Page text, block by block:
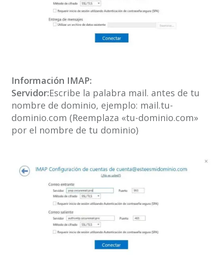
Información IMAP:
Servidor:Escribe la palabra mail. antes de tu
nombre de dominio, ejemplo: mail.tu-
dominio.com (Reemplaza «tu-dominio.com»
por el nombre de tu dominio)